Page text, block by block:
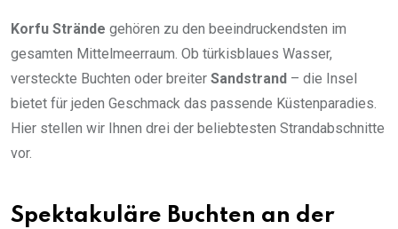
Korfu Strände gehören zu den beeindruckendsten im
gesamten Mittelmeerraum. Ob türkisblaues Wasser,
versteckte Buchten oder breiter Sandstrand – die Insel
bietet für jeden Geschmack das passende Küstenparadies.
Hier stellen wir Ihnen drei der beliebtesten Strandabschnitte
vor.
Spektakuläre Buchten an der